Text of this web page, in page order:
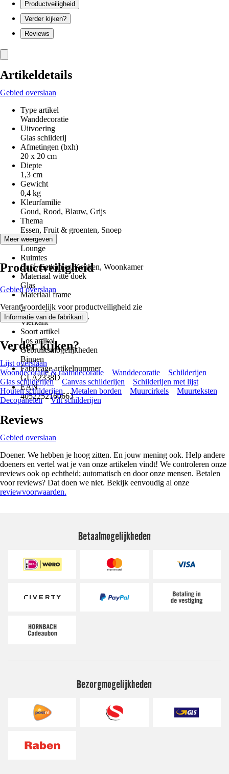
Productveiligheid
Verder kijken?
Reviews
Artikeldetails
Gebied overslaan
Type artikel
Wanddecoratie
Uitvoering
Glas schilderij
Afmetingen (bxh)
20 x 20 cm
Diepte
1,3 cm
Gewicht
0,4 kg
Kleurfamilie
Goud, Rood, Blauw, Grijs
Thema
Essen, Fruit & groenten, Snoep
Stijl
Lounge
Ruimtes
Café, Eetkamer, Keuken, Woonkamer
Materiaal witte doek
Glas
Materiaal frame
-
Formaat
Vierkant
Soort artikel
Los artikel
Gebruiksmogelijkheden
Binnen
Fabricage artikelnummer
GLA2338D
EAN
4052252160663
Meer weergeven
Productveiligheid
Gebied overslaan
Verantwoordelijk voor productveiligheid zie
Informatie van de fabrikant .
Verder kijken?
Lijst overslaan
Woondecoratie & raamdecoratie
Wanddecoratie
Schilderijen
Glas schilderijen
Canvas schilderijen
Schilderijen met lijst
Houten schilderijen
Metalen borden Muurcirkels
Muurteksten
Decopanelen
Vilt schilderijen
Reviews
Gebied overslaan
Doener. We hebben je hoog zitten. En jouw mening ook. Help andere
doeners en vertel wat je van onze artikelen vindt! We controleren onze
reviews ook op echtheid; automatisch en door onze mensen. Betalen
voor reviews? Dat doen we niet. Bekijk eenvoudig al onze
reviewvoorwaarden.
Betaalmogelijkheden
Bezorgmogelijkheden